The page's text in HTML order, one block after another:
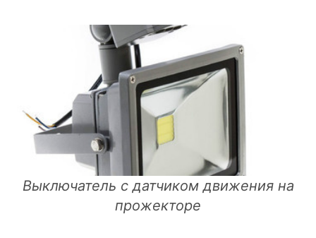
Выключатель с датчиком движения на
прожекторе